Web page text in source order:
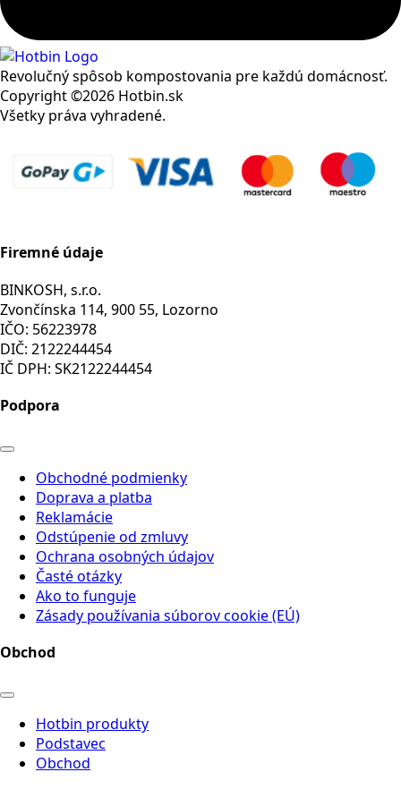
Revolučný spôsob kompostovania pre každú domácnosť.
Copyright ©2026 Hotbin.sk
Všetky práva vyhradené.
Firemné údaje
BINKOSH, s.r.o.
Zvončínska 114, 900 55, Lozorno
IČO: 56223978
DIČ: 2122244454
IČ DPH: SK2122244454
Podpora
Obchodné podmienky
Doprava a platba
Reklamácie
Odstúpenie od zmluvy
Ochrana osobných údajov
Časté otázky
Ako to funguje
Zásady používania súborov cookie (EÚ)
Obchod
Hotbin produkty
Podstavec
Obchod